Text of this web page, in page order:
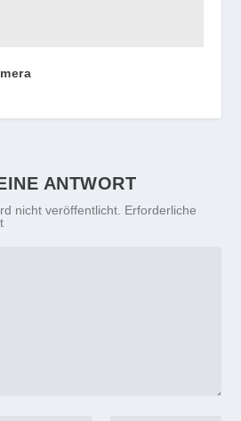
ANTWORT
nicht veröffentlicht. Erforderliche